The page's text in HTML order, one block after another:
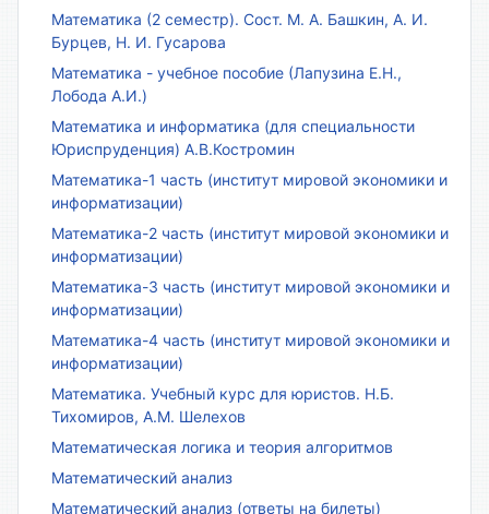
Математика (2 семестр). Сост. М. А. Башкин, А. И.
Бурцев, Н. И. Гусарова
Математика - учебное пособие (Лапузина Е.Н.,
Лобода А.И.)
Математика и информатика (для специальности
Юриспруденция) А.В.Костромин
Математика-1 часть (институт мировой экономики и
информатизации)
Математика-2 часть (институт мировой экономики и
информатизации)
Математика-3 часть (институт мировой экономики и
информатизации)
Математика-4 часть (институт мировой экономики и
информатизации)
Математика. Учебный курс для юристов. Н.Б.
Тихомиров, А.М. Шелехов
Математическая логика и теория алгоритмов
Математический анализ
Математический анализ (ответы на билеты)